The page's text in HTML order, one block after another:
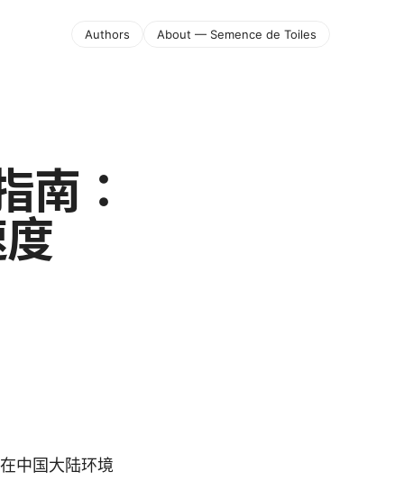
Authors About — Semence de Toiles
南：
中国大陆环境